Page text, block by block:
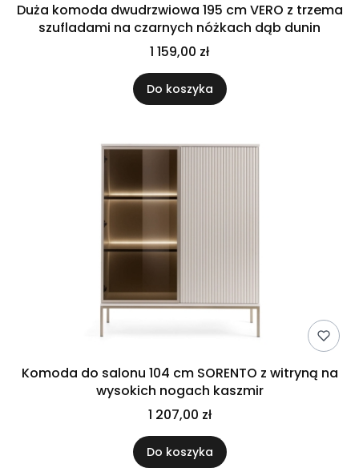
Duża komoda dwudrzwiowa 195 cm VERO z trzema
szufladami na czarnych nóżkach dąb dunin
1 159,00 zł
Do koszyka
Komoda do salonu 104 cm SORENTO z witryną na
wysokich nogach kaszmir
1 207,00 zł
Do koszyka